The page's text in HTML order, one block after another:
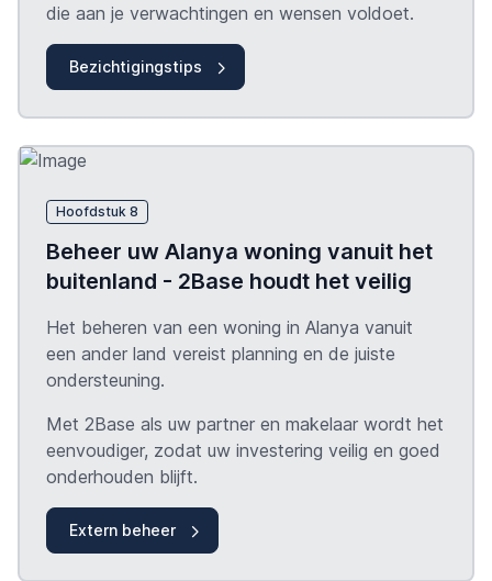
die aan je verwachtingen en wensen voldoet.
Bezichtigingstips
Hoofdstuk 8
Beheer uw Alanya woning vanuit het
buitenland - 2Base houdt het veilig
Het beheren van een woning in Alanya vanuit
een ander land vereist planning en de juiste
ondersteuning.
Met 2Base als uw partner en makelaar wordt het
eenvoudiger, zodat uw investering veilig en goed
onderhouden blijft.
Extern beheer